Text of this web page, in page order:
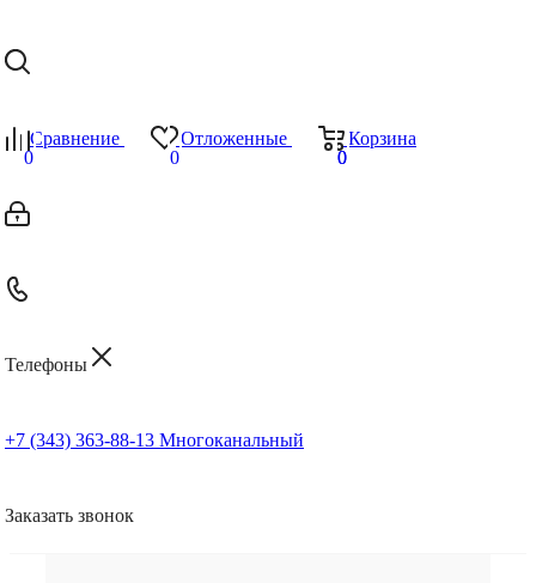
Сравнение
0
Отложенные
0
Корзина
0
0
Телефоны
+7 (343) 363-88-13 Многоканальный
Заказать звонок